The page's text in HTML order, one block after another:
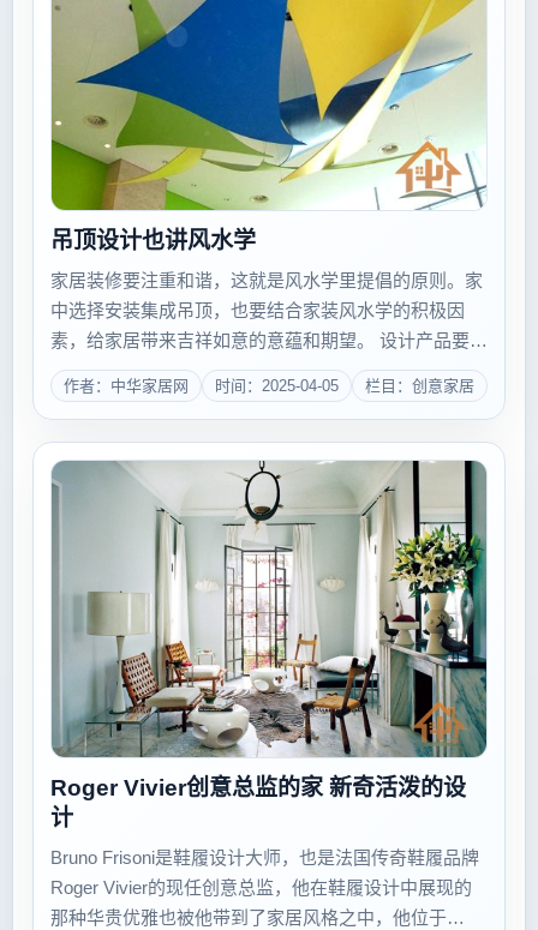
吊顶设计也讲风水学
家居装修要注重和谐，这就是风水学里提倡的原则。家
中选择安装集成吊顶，也要结合家装风水学的积极因
素，给家居带来吉祥如意的意蕴和期望。 设计产品要聚
&ldquo;神&rdquo; 风水学中的&ldquo;神&rdquo;，现代
理解为潜意识，也就是人的精神欲求。风水学运...
作者：中华家居网 时间：2025-04-05 栏目：创意家居
Roger Vivier创意总监的家 新奇活泼的设
计
Bruno Frisoni是鞋履设计大师，也是法国传奇鞋履品牌
Roger Vivier的现任创意总监，他在鞋履设计中展现的
那种华贵优雅也被他带到了家居风格之中，他位于